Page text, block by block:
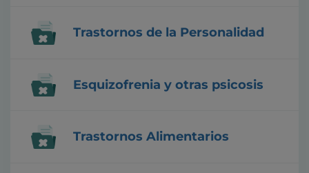
Trastornos de la Personalidad
Esquizofrenia y otras psicosis
Trastornos Alimentarios